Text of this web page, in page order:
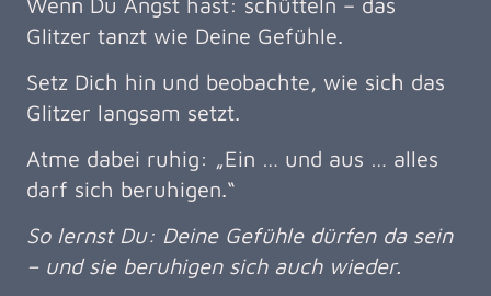
Wenn Du Angst hast: schütteln – das
Glitzer tanzt wie Deine Gefühle.
Setz Dich hin und beobachte, wie sich das
Glitzer langsam setzt.
Atme dabei ruhig: „Ein … und aus … alles
darf sich beruhigen.“
So lernst Du: Deine Gefühle dürfen da sein
– und sie beruhigen sich auch wieder.